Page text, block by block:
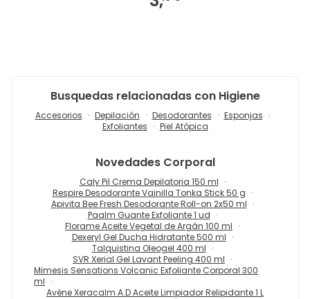
Busquedas relacionadas con Higiene
Accesorios Depilación Desodorantes
Esponjas
Exfoliantes
Piel Atópica
Novedades Corporal
Caly Pil Crema Depilatoria 150 ml
Respire Desodorante Vainilla Tonka Stick 50 g
Apivita Bee Fresh Desodorante Roll-on 2x50 ml
Paalm Guante Exfoliante 1 ud
Florame Aceite Vegetal de Argán 100 ml
Dexeryl Gel Ducha Hidratante 500 ml
Talquistina Oleogel 400 ml
SVR Xerial Gel Lavant Peeling 400 ml
Mimesis Sensations Volcanic Exfoliante Corporal 300
ml
Avène Xeracalm A.D Aceite Limpiador Relipidante 1 L